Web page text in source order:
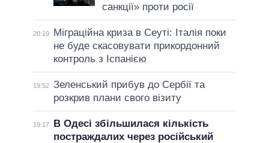
санкції» проти росії
20:19
Міграційна криза в Сеуті: Італія поки
не буде скасовувати прикордонний
контроль з Іспанією
19:52 Зеленський прибув до Сербії та
розкрив плани свого візиту
19:17
В Одесі збільшилася кількість
постраждалих через російський